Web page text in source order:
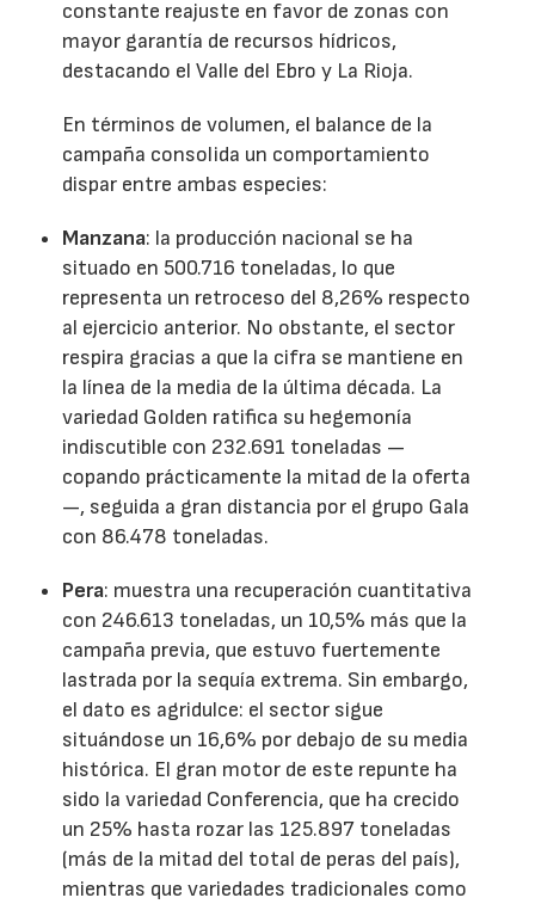
constante reajuste en favor de zonas con
mayor garantía de recursos hídricos,
destacando el Valle del Ebro y La Rioja.
En términos de volumen, el balance de la
campaña consolida un comportamiento
dispar entre ambas especies:
Manzana: la producción nacional se ha
situado en 500.716 toneladas, lo que
representa un retroceso del 8,26% respecto
al ejercicio anterior. No obstante, el sector
respira gracias a que la cifra se mantiene en
la línea de la media de la última década. La
variedad Golden ratifica su hegemonía
indiscutible con 232.691 toneladas —
copando prácticamente la mitad de la oferta
—, seguida a gran distancia por el grupo Gala
con 86.478 toneladas.
Pera: muestra una recuperación cuantitativa
con 246.613 toneladas, un 10,5% más que la
campaña previa, que estuvo fuertemente
lastrada por la sequía extrema. Sin embargo,
el dato es agridulce: el sector sigue
situándose un 16,6% por debajo de su media
histórica. El gran motor de este repunte ha
sido la variedad Conferencia, que ha crecido
un 25% hasta rozar las 125.897 toneladas
(más de la mitad del total de peras del país),
mientras que variedades tradicionales como